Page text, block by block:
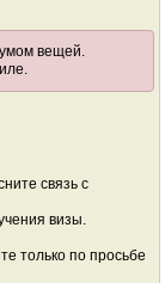
вещей.
связь с
визы.
только по просьбе